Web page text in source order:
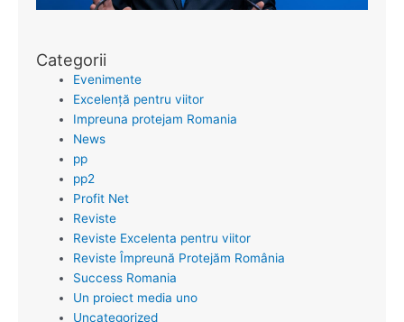
Categorii
Evenimente
Excelență pentru viitor
Impreuna protejam Romania
News
pp
pp2
Profit Net
Reviste
Reviste Excelenta pentru viitor
Reviste Împreună Protejăm România
Success Romania
Un proiect media uno
Uncategorized